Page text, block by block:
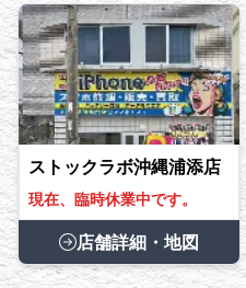
ストックラボ沖縄浦添店
現在、臨時休業中です。
店舗詳細・地図